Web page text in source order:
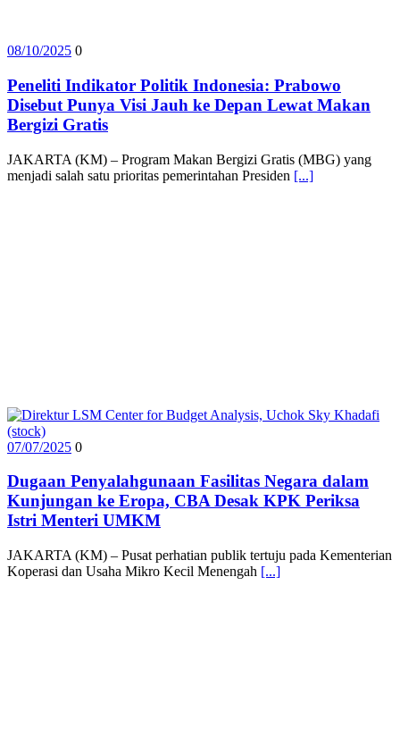
08/10/2025 0
Peneliti Indikator Politik Indonesia: Prabowo
Disebut Punya Visi Jauh ke Depan Lewat Makan
Bergizi Gratis
JAKARTA (KM) – Program Makan Bergizi Gratis (MBG) yang
menjadi salah satu prioritas pemerintahan Presiden [...]
07/07/2025 0
Dugaan Penyalahgunaan Fasilitas Negara dalam
Kunjungan ke Eropa, CBA Desak KPK Periksa
Istri Menteri UMKM
JAKARTA (KM) – Pusat perhatian publik tertuju pada Kementerian
Koperasi dan Usaha Mikro Kecil Menengah [...]